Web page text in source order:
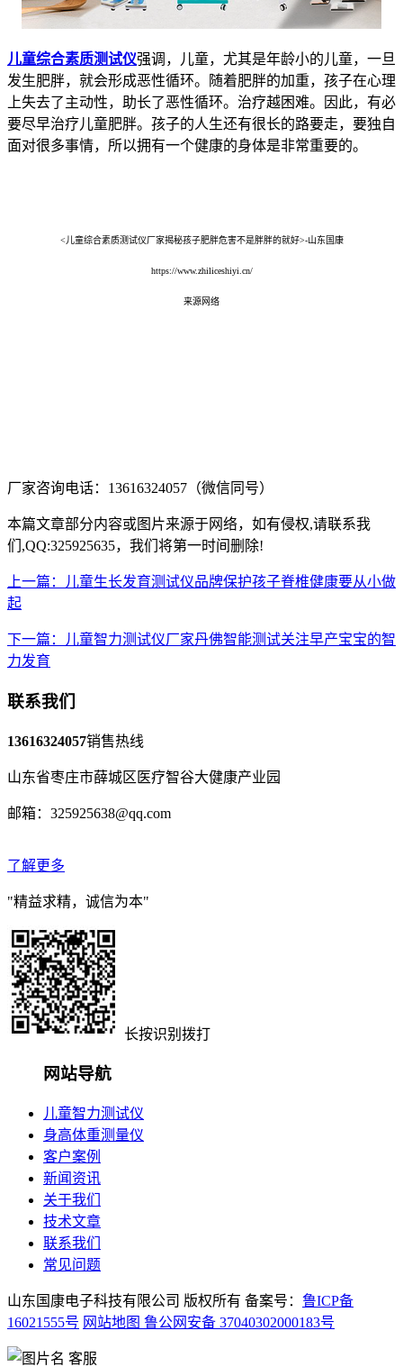
儿童综合素质测试仪强调，儿童，尤其是年龄小的儿童，一旦
发生肥胖，就会形成恶性循环。随着肥胖的加重，孩子在心理
上失去了主动性，助长了恶性循环。治疗越困难。因此，有必
要尽早治疗儿童肥胖。孩子的人生还有很长的路要走，要独自
面对很多事情，所以拥有一个健康的身体是非常重要的。
<儿童综合素质测试仪厂家揭秘孩子肥胖危害不是胖胖的就好>-山东国康
https://www.zhiliceshiyi.cn/
来源网络
厂家咨询电话：13616324057（微信同号）
本篇文章部分内容或图片来源于网络，如有侵权,请联系我
们,QQ:325925635，我们将第一时间删除!
上一篇：儿童生长发育测试仪品牌保护孩子脊椎健康要从小做
起
下一篇：儿童智力测试仪厂家丹佛智能测试关注早产宝宝的智
力发育
联系我们
13616324057销售热线
山东省枣庄市薛城区医疗智谷大健康产业园
邮箱：325925638@qq.com
了解更多
"精益求精，诚信为本"
长按识别拨打
网站导航
儿童智力测试仪
身高体重测量仪
客户案例
新闻资讯
关于我们
技术文章
联系我们
常见问题
山东国康电子科技有限公司 版权所有 备案号： 鲁ICP备
16021555号 网站地图 鲁公网安备 37040302000183号
客服